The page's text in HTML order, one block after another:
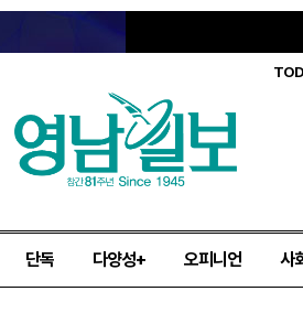
단독 다양성+ 오피니언 사